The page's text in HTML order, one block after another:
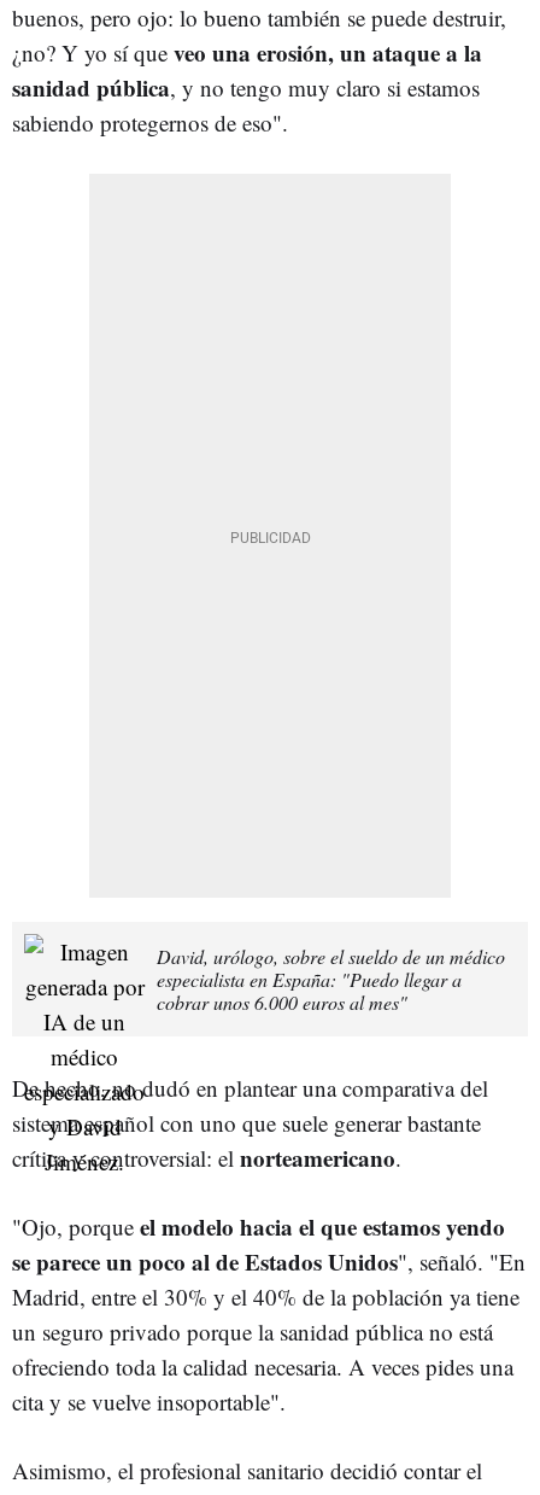
buenos, pero ojo: lo bueno también se puede destruir,
¿no? Y yo sí que veo una erosión, un ataque a la
sanidad pública, y no tengo muy claro si estamos
sabiendo protegernos de eso".
David, urólogo, sobre el sueldo de un médico
especialista en España: "Puedo llegar a
cobrar unos 6.000 euros al mes"
De hecho, no dudó en plantear una comparativa del
sistema español con uno que suele generar bastante
crítica y controversial: el norteamericano.
"Ojo, porque el modelo hacia el que estamos yendo
se parece un poco al de Estados Unidos", señaló. "En
Madrid, entre el 30% y el 40% de la población ya tiene
un seguro privado porque la sanidad pública no está
ofreciendo toda la calidad necesaria. A veces pides una
cita y se vuelve insoportable".
Asimismo, el profesional sanitario decidió contar el